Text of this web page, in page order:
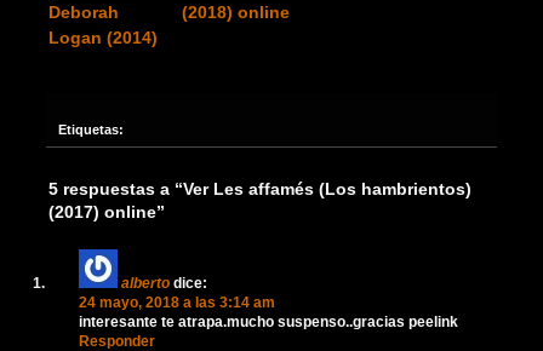
Deborah
Logan (2014)
(2018) online
Etiquetas:
5 respuestas a “Ver Les affamés (Los hambrientos)
(2017) online”
alberto dice:
24 mayo, 2018 a las 3:14 am
interesante te atrapa.mucho suspenso..gracias peelink
Responder